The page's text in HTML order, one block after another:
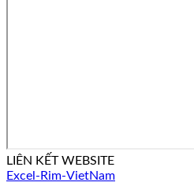
LIÊN KẾT WEBSITE
Excel-Rim-VietNam